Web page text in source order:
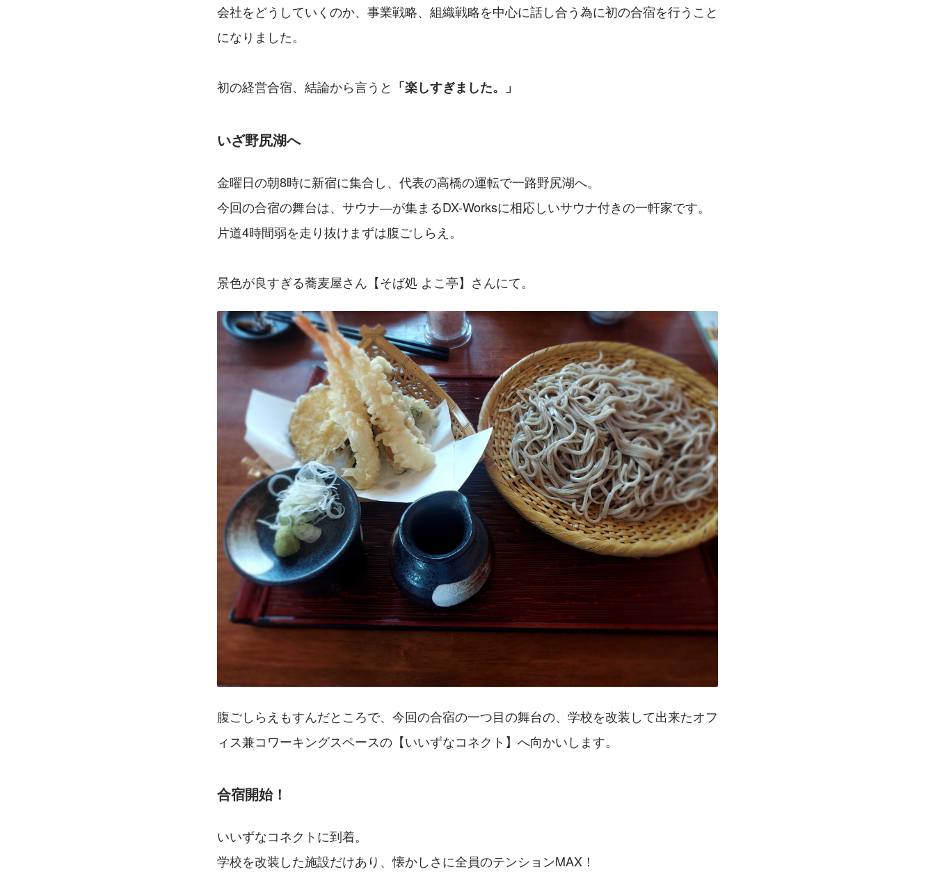
会社をどうしていくのか、事業戦略、組織戦略を中心に話し合う為に初の合宿を行うこと
になりました。
初の経営合宿、結論から言うと 「楽しすぎました。」
いざ野尻湖へ
金曜日の朝8時に新宿に集合し、代表の高橋の運転で一路野尻湖へ。
今回の合宿の舞台は、サウナ―が集まるDX-Worksに相応しいサウナ付きの一軒家です。
片道4時間弱を走り抜けまずは腹ごしらえ。
景色が良すぎる蕎麦屋さん【そば処 よこ亭】さんにて。
腹ごしらえもすんだところで、今回の合宿の一つ目の舞台の、学校を改装して出来たオフ
ィス兼コワーキングスペースの【いいずなコネクト】へ向かいします。
合宿開始！
いいずなコネクトに到着。
学校を改装した施設だけあり、懐かしさに全員のテンションMAX！